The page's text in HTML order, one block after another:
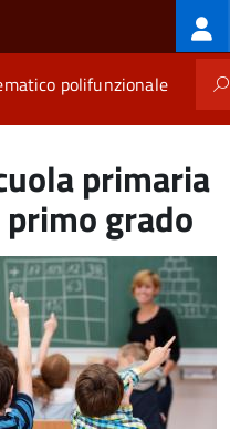
polifunzionale
primaria
grado